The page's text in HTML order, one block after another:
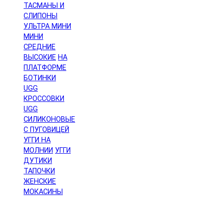
ТАСМАНЫ И
СЛИПОНЫ
УЛЬТРА МИНИ
МИНИ
СРЕДНИЕ
ВЫСОКИЕ НА
ПЛАТФОРМЕ
БОТИНКИ
UGG
КРОССОВКИ
UGG
СИЛИКОНОВЫЕ
С ПУГОВИЦЕЙ
УГГИ НА
МОЛНИИ УГГИ
ДУТИКИ
ТАПОЧКИ
ЖЕНСКИЕ
МОКАСИНЫ